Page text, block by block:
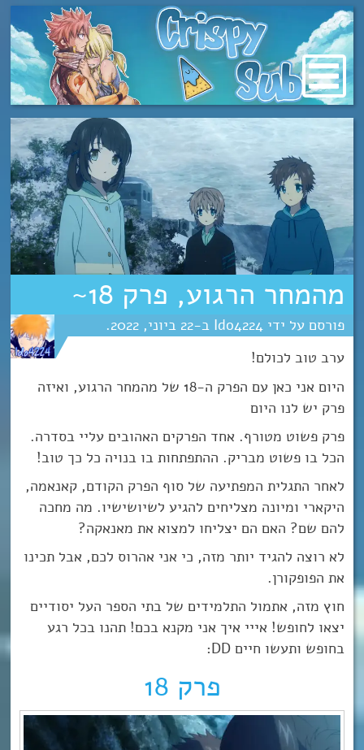
מעבר
לתוכן
מהמחר הרגוע, פרק 18~
Ido4224
22 יוני 2022
ערב טוב לכולם!
היום אני כאן עם הפרק ה-18 של מהמחר הרגוע, ואיזה
פרק יש לנו היום
פרק פשוט מטורף. אחד הפרקים האהובים עליי בסדרה.
הכל בו פשוט מבריק. ההתפתחות בו בנויה כל כך טוב!
לאחר התגלית המפתיעה של סוף הפרק הקודם, קאנאמה,
היקארי ומיונה מצליחים להגיע לשיושישיו. מה מחכה
להם שם? האם הם יצליחו למצוא את מאנאקה?
לא רוצה להגיד יותר מזה, כי אני אהרוס לכם, אבל תכינו
את הפופקורן.
חוץ מזה, אתמול התלמידים של בתי הספר העל יסודיים
יצאו לחופש! אייי איך אני מקנא בכם! תהנו בכל רגע
בחופש ותעשו חיים DD:
פרק 18